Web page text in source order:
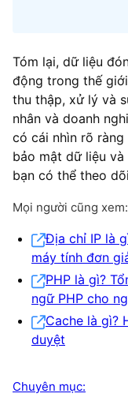
Tóm lại, dữ liệu
động trong thế
thu thập, xử lý và
nhân và doanh
có cái nhìn rõ
bảo mật dữ liệu
bạn có thể theo
Mọi người cũng xem:
Địa chỉ IP là
máy tính đơn
PHP là gì?
ngữ PHP cho
Cache là gì?
duyệt
Chuyên mục: